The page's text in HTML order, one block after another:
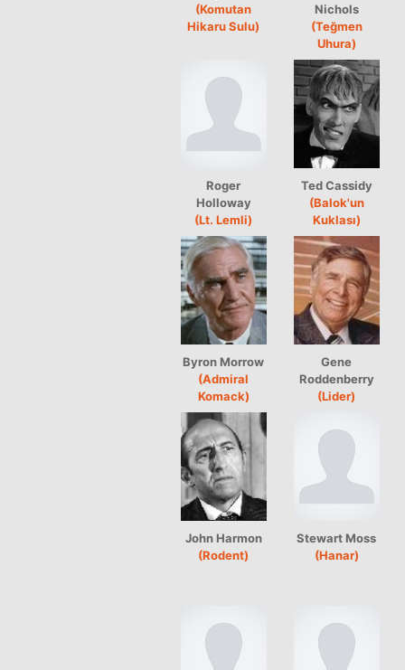
(Komutan
Hikaru Sulu)
Nichols
(Teğmen
Uhura)
Roger
Holloway
(Lt. Lemli)
Ted Cassidy
(Balok'un
Kuklası)
Byron Morrow
(Admiral
Komack)
Gene
Roddenberry
(Lider)
John Harmon
(Rodent)
Stewart Moss
(Hanar)